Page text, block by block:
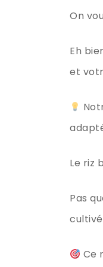
On
Eh
et
Le riz
Pas
Ce